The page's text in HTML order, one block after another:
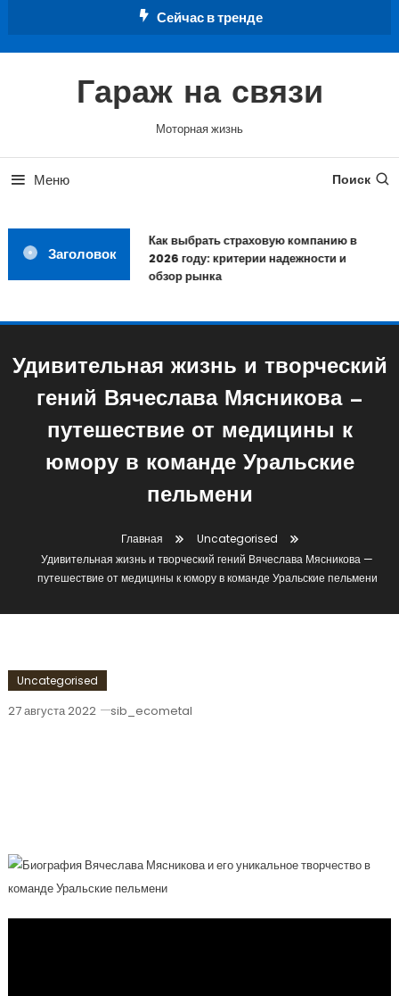
Сейчас в тренде
Гараж на связи
Моторная жизнь
Меню Поиск
Заголовок
Как выбрать страховую компанию в
2026 году: критерии надежности и
обзор рынка
Удивительная жизнь и творческий
гений Вячеслава Мясникова —
путешествие от медицины к
юмору в команде Уральские
пельмени
Главная
Uncategorised
Удивительная жизнь и творческий гений Вячеслава Мясникова —
путешествие от медицины к юмору в команде Уральские пельмени
Uncategorised
27 августа 2022 sib_ecometal